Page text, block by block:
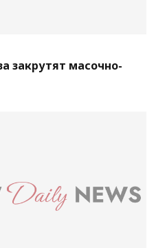
закрутят масочно-